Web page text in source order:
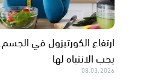
يجب الانتباه لها
08.03.2026